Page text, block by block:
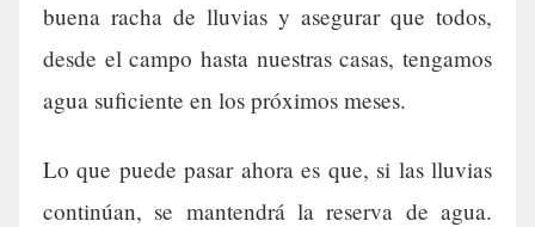
buena racha de lluvias y asegurar que todos,
desde el campo hasta nuestras casas, tengamos
agua suficiente en los próximos meses.
Lo que puede pasar ahora es que, si las lluvias
continúan, se mantendrá la reserva de agua.